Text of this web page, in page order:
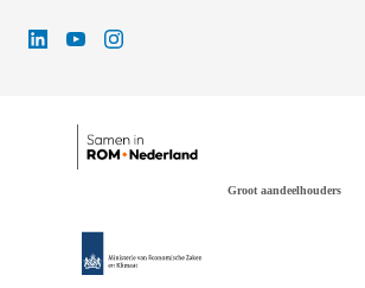
Groot aandeelhouders